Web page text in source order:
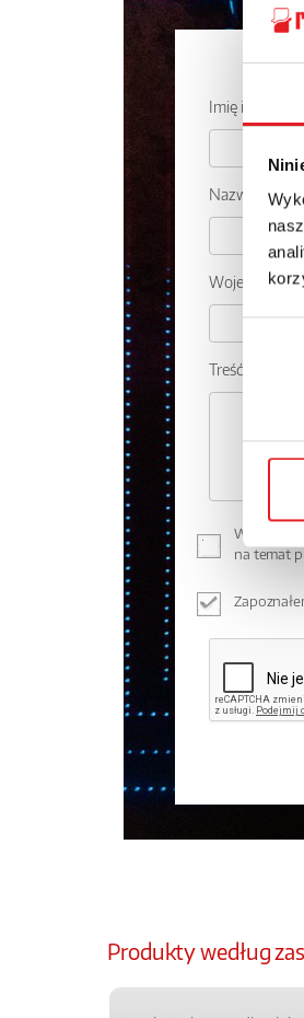
Imię i
Nazwa firmy:
Treść: *
Wyrażam
na temat
Produkty według